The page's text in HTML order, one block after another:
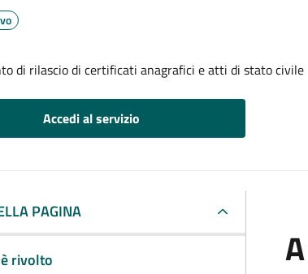
di rilascio di certificati anagrafici e atti di stato civile
Accedi al servizio
PAGINA
rivolto